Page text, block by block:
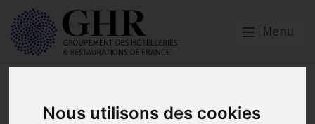
Nous utilisons des cookies
Menu